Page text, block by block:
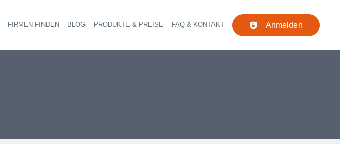
Haupt-Navigation
FIRMEN FINDEN BLOG PRODUKTE & PREISE FAQ & KONTAKT Anmelden